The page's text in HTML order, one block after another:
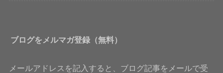
ブログをメルマガ登録（無料）
メールアドレスを記入すると、ブログ記事をメールで受